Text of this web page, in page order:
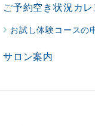
ご予約空き状況カ
お試し体験コースの
サロン案内